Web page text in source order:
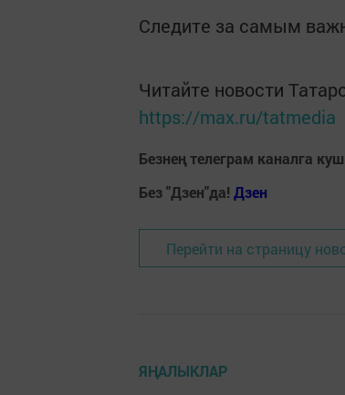
Следите за самым
Читайте новости
https://max.ru/tatmedia
Безнең телеграм каналга
Без "Дзен"да! Дзен
Перейти на страницу
ЯҢАЛЫКЛАР